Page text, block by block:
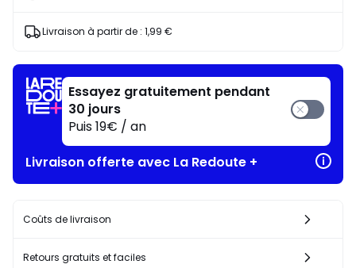
J'en
Livraison à partir de : 1,99 €
Essayez gratuitement pendant
30 jours
Puis 19€ / an
Livraison offerte avec La Redoute +
Coûts de livraison
Retours gratuits et faciles